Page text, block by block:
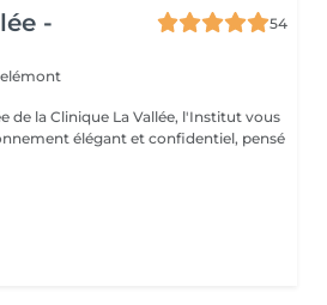
-
54
de la Clinique La Vallée, l'Institut vous
élégant et confidentiel, pensé